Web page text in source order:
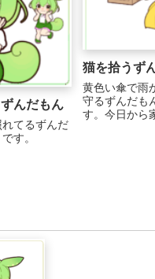
んだもん
てるずんだ
す。
猫を拾うず
黄色い傘で雨
守るずんだも
す。今日から